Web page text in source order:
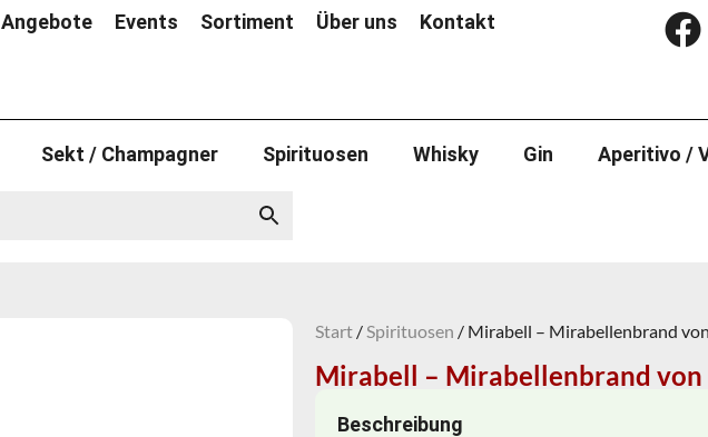
Angebote Events Sortiment Über uns Kontakt
Sekt / Champagner Spirituosen Whisky Gin Aperitivo /
Start /Spirituosen / Mirabell – Mirabellenbrand
Mirabell – Mirabellenbrand von
Beschreibung